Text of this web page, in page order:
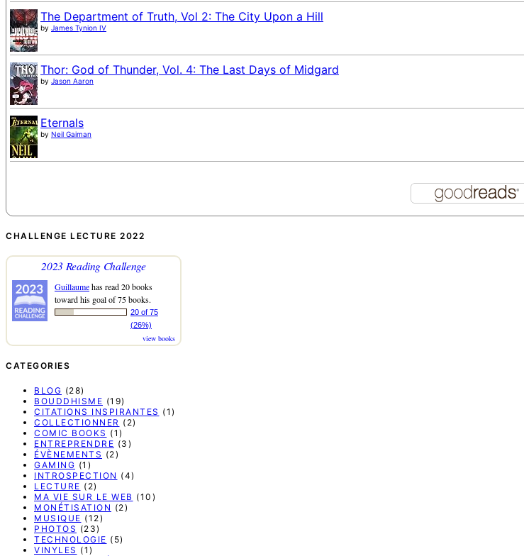
The Department of Truth, Vol 2: The City Upon a Hill
by James Tynion IV
Thor: God of Thunder, Vol. 4: The Last Days of Midgard
by Jason Aaron
Eternals
by Neil Gaiman
CHALLENGE LECTURE 2022
2023 Reading Challenge
Guillaumehas read 20 books
toward his goal of 75 books.
20 of 75
(26%)
view books
CATEGORIES
BLOG (28)
BOUDDHISME (19)
CITATIONS INSPIRANTES (1)
COLLECTIONNER (2)
COMIC BOOKS (1)
ENTREPRENDRE (3)
ÉVÈNEMENTS (2)
GAMING (1)
INTROSPECTION (4)
LECTURE (2)
MA VIE SUR LE WEB (10)
MONÉTISATION (2)
MUSIQUE (12)
PHOTOS (23)
TECHNOLOGIE (5)
VINYLES (1)